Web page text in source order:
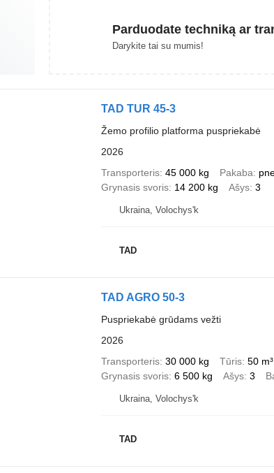
Parduodate techniką ar
Darykite tai su mumis!
TAD TUR 45-3
Žemo profilio platforma puspriekabė
2026
Transporteris 45 000 kg Pakaba
Grynasis svoris 14 200 kg Ašys 3
Ukraina, Volochys'k
TAD
TAD AGRO 50-3
Puspriekabė grūdams vežti
2026
Transporteris 30 000 kg Tūris 50 m³
Grynasis svoris 6 500 kg Ašys 3
Ukraina, Volochys'k
TAD